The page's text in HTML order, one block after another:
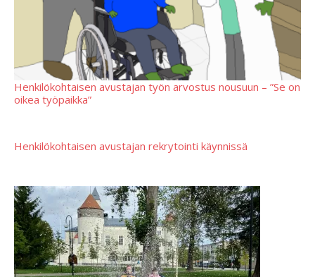
Henkilökohtaisen avustajan työn arvostus nousuun – ”Se on
oikea työpaikka”
Henkilökohtaisen avustajan rekrytointi käynnissä